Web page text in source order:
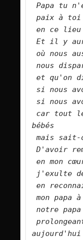
Papa tu
paix à toi
en ce
Et il y
où nous
nous
et qu'on
si nous
si nous
car tout
bébés
mais sait-
D'avoir
en mon
j'exulte de
en
mon papa
notre